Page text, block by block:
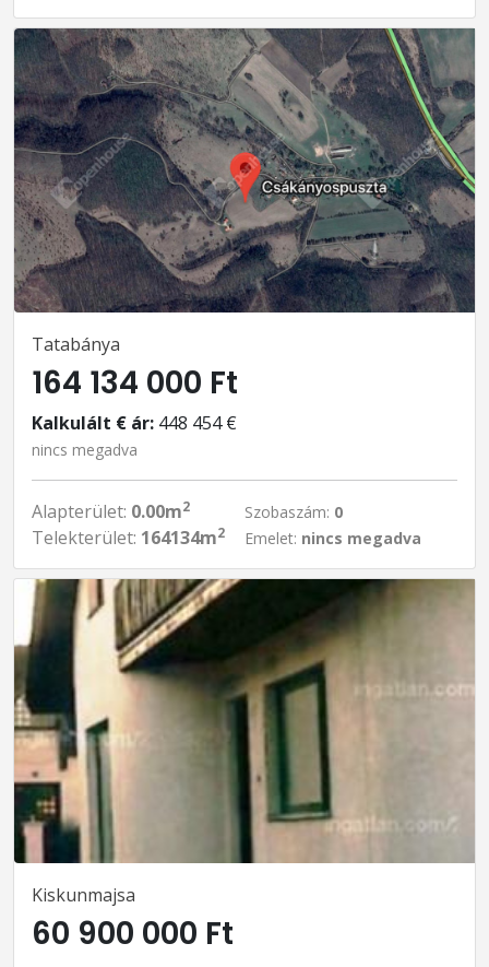
Tatabánya
164 134 000 Ft
Kalkulált € ár: 448 454 €
nincs megadva
Alapterület: 0.00m2
Telekterület: 164134m2
Szobaszám: 0
Emelet: nincs megadva
Kiskunmajsa
60 900 000 Ft